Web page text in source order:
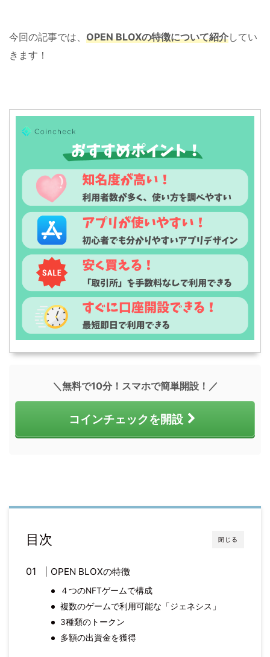
今回の記事では、 OPEN BLOXの特徴について紹介してい
きます！
＼無料で10分！スマホで簡単開設！／
コインチェックを開設
閉じる
目次
OPEN BLOXの特徴
４つのNFTゲームで構成
複数のゲームで利用可能な「ジェネシス」
3種類のトークン
多額の出資金を獲得